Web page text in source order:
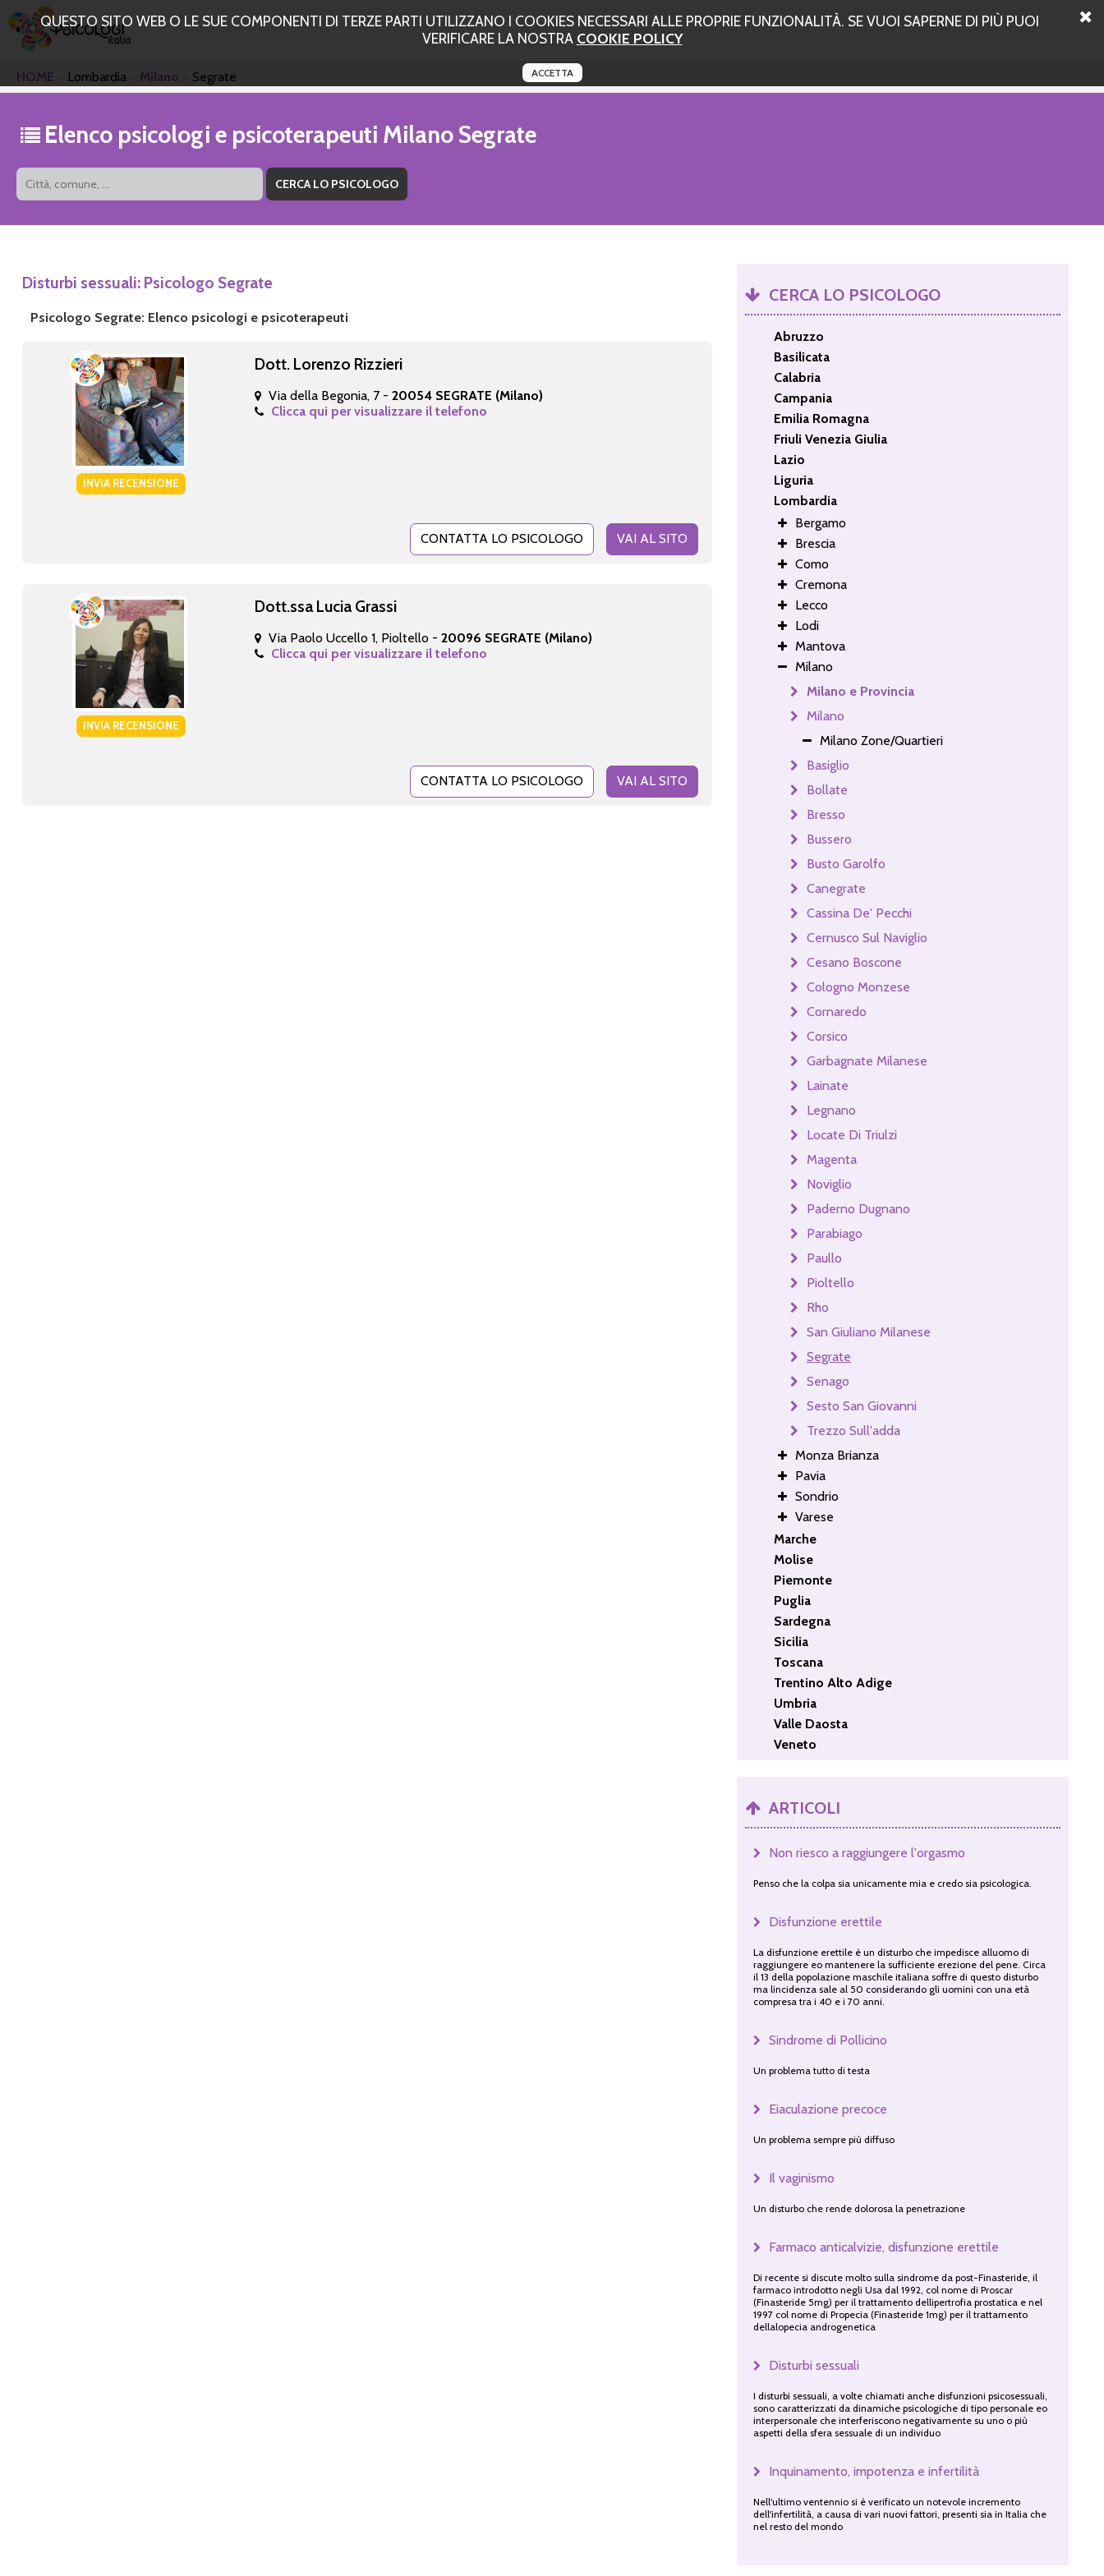
QUESTO SITO WEB O LE SUE COMPONENTI DI TERZE PARTI UTILIZZANO I COOKIES NECESSARI ALLE PROPRIE FUNZIONALITÀ. SE VUOI SAPERNE DI PIÙ PUOI
VERIFICARE LA NOSTRA COOKIE POLICY
ACCETTA
HOME Lombardia Milano Segrate
Elenco psicologi e psicoterapeuti Milano Segrate
Disturbi sessuali: Psicologo Segrate
Psicologo Segrate: Elenco psicologi e psicoterapeuti
INVIA RECENSIONE
Dott. Lorenzo Rizzieri
Via della Begonia, 7 -20054 SEGRATE (Milano)
Clicca qui per visualizzare il telefono
CONTATTA LO PSICOLOGO VAI AL SITO
INVIA RECENSIONE
Dott.ssa Lucia Grassi
Via Paolo Uccello 1, Pioltello -20096 SEGRATE (Milano)
Clicca qui per visualizzare il telefono
CONTATTA LO PSICOLOGO VAI AL SITO
CERCA LO PSICOLOGO
Abruzzo
Basilicata
Calabria
Campania
Emilia Romagna
Friuli Venezia Giulia
Lazio
Liguria
Lombardia
Bergamo
Brescia
Como
Cremona
Lecco
Lodi
Mantova
Milano
Milano e Provincia
Milano
Milano Zone/Quartieri
Basiglio
Bollate
Bresso
Bussero
Busto Garolfo
Canegrate
Cassina De' Pecchi
Cernusco Sul Naviglio
Cesano Boscone
Cologno Monzese
Cornaredo
Corsico
Garbagnate Milanese
Lainate
Legnano
Locate Di Triulzi
Magenta
Noviglio
Paderno Dugnano
Parabiago
Paullo
Pioltello
Rho
San Giuliano Milanese
Segrate
Senago
Sesto San Giovanni
Trezzo Sull'adda
Monza Brianza
Pavia
Sondrio
Varese
Marche
Molise
Piemonte
Puglia
Sardegna
Sicilia
Toscana
Trentino Alto Adige
Umbria
Valle Daosta
Veneto
ARTICOLI
Non riesco a raggiungere l'orgasmo
Penso che la colpa sia unicamente mia e credo sia psicologica.
Disfunzione erettile
La disfunzione erettile è un disturbo che impedisce alluomo di
raggiungere eo mantenere la sufficiente erezione del pene. Circa
il 13 della popolazione maschile italiana soffre di questo disturbo
ma lincidenza sale al 50 considerando gli uomini con una età
compresa tra i 40 e i 70 anni.
Sindrome di Pollicino
Un problema tutto di testa
Eiaculazione precoce
Un problema sempre più diffuso
Il vaginismo
Un disturbo che rende dolorosa la penetrazione
Farmaco anticalvizie, disfunzione erettile
Di recente si discute molto sulla sindrome da post-Finasteride, il
farmaco introdotto negli Usa dal 1992, col nome di Proscar
(Finasteride 5mg) per il trattamento dellipertrofia prostatica e nel
1997 col nome di Propecia (Finasteride 1mg) per il trattamento
dellalopecia androgenetica
Disturbi sessuali
I disturbi sessuali, a volte chiamati anche disfunzioni psicosessuali,
sono caratterizzati da dinamiche psicologiche di tipo personale eo
interpersonale che interferiscono negativamente su uno o più
aspetti della sfera sessuale di un individuo
Inquinamento, impotenza e infertilità
Nell'ultimo ventennio si è verificato un notevole incremento
dell'infertilità, a causa di vari nuovi fattori, presenti sia in Italia che
nel resto del mondo